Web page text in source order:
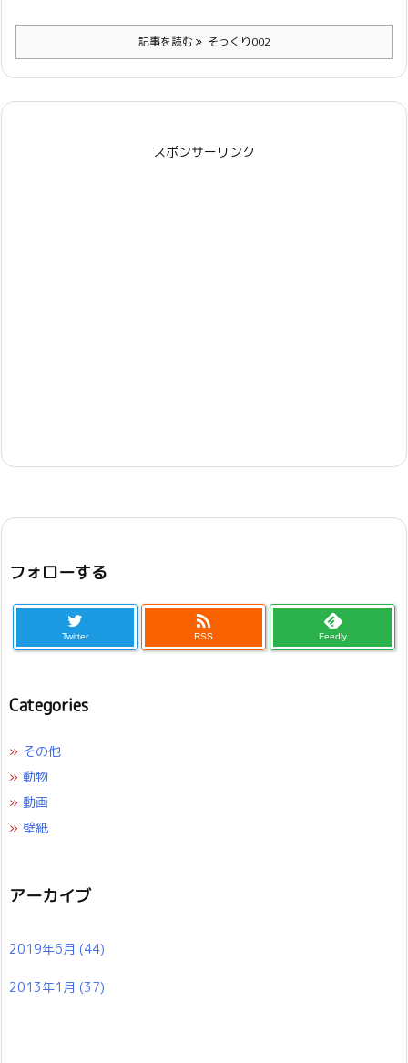
記事を読む そっくり002
スポンサーリンク
フォローする
Twitter

RSS Feedly
Categories
» その他
» 動物
» 動画
» 壁紙
アーカイブ
2019年6月 (44)
2013年1月 (37)